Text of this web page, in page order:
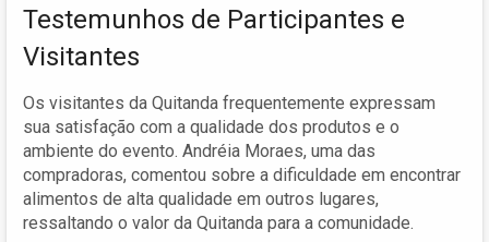
Testemunhos de Participantes e
Visitantes
Os visitantes da Quitanda frequentemente expressam
sua satisfação com a qualidade dos produtos e o
ambiente do evento. Andréia Moraes, uma das
compradoras, comentou sobre a dificuldade em encontrar
alimentos de alta qualidade em outros lugares,
ressaltando o valor da Quitanda para a comunidade.